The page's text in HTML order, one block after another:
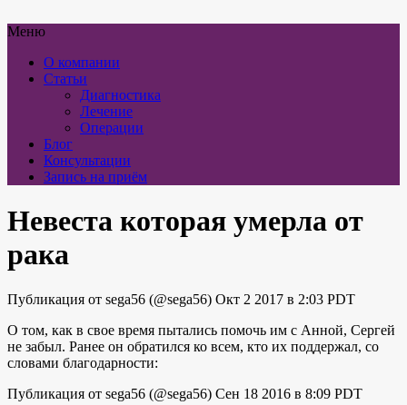
Меню
О компании
Статьи
Диагностика
Лечение
Операции
Блог
Консультации
Запись на приём
Невеста которая умерла от
рака
Публикация от sega56 (@sega56) Окт 2 2017 в 2:03 PDT
О том, как в свое время пытались помочь им с Анной, Сергей
не забыл. Ранее он обратился ко всем, кто их поддержал, со
словами благодарности:
Публикация от sega56 (@sega56) Сен 18 2016 в 8:09 PDT